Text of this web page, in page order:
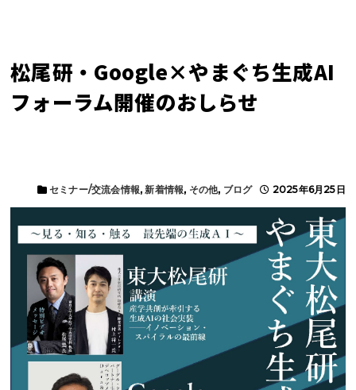
松尾研・Google×やまぐち生成AI
フォーラム開催のおしらせ
2025年6月25日
セミナー/交流会情報,新着情報, その他, ブログ